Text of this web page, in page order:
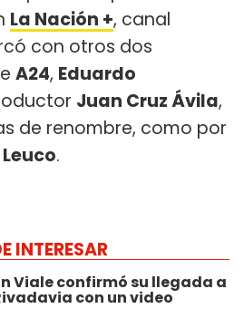
La Nación +, canal
con otros dos
A24, Eduardo
Juan Cruz Ávila,
de renombre, como por
.
INTERESAR
Viale confirmó su llegada a
con un video